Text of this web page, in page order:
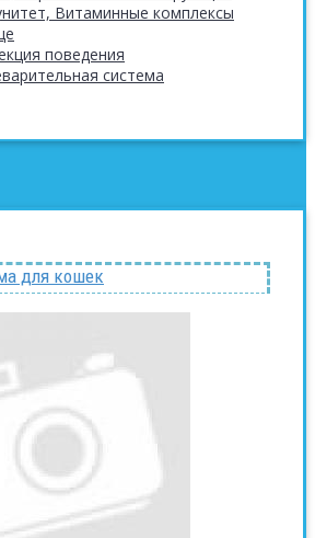
Витаминные комплексы
поведения
система
для кошек